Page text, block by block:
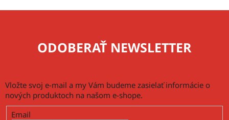
i
ODOBERAŤ NEWSLETTER
Vložte svoj e-mail a my Vám budeme zasielať informácie o
nových produktoch na našom e-shope.
Email